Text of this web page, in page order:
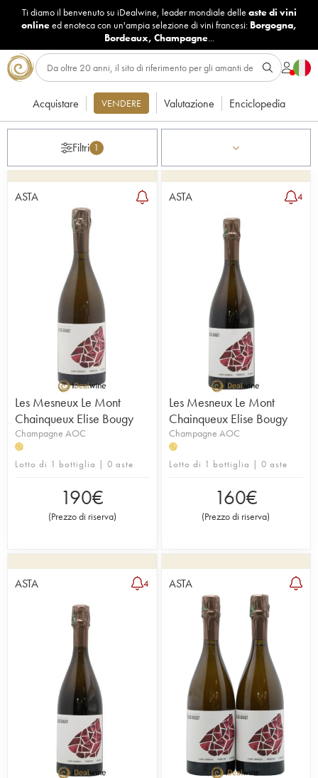
Ti diamo il benvenuto su iDealwine, leader mondiale delle aste di vini
onlineed enoteca con un'ampia selezione di vini francesi: Borgogna,
Bordeaux, Champagne...
Acquistare VENDERE Valutazione Enciclopedia
Filtri 1
ASTA
Les Mesneux Le Mont
Chainqueux Elise Bougy
Champagne AOC
H
Lotto di 1 bottiglia | 0 aste
190€
(Prezzo di riserva)
ASTA 4
Les Mesneux Le Mont
Chainqueux Elise Bougy
Champagne AOC
H
Lotto di 1 bottiglia | 0 aste
160€
(Prezzo di riserva)
ASTA 4 ASTA